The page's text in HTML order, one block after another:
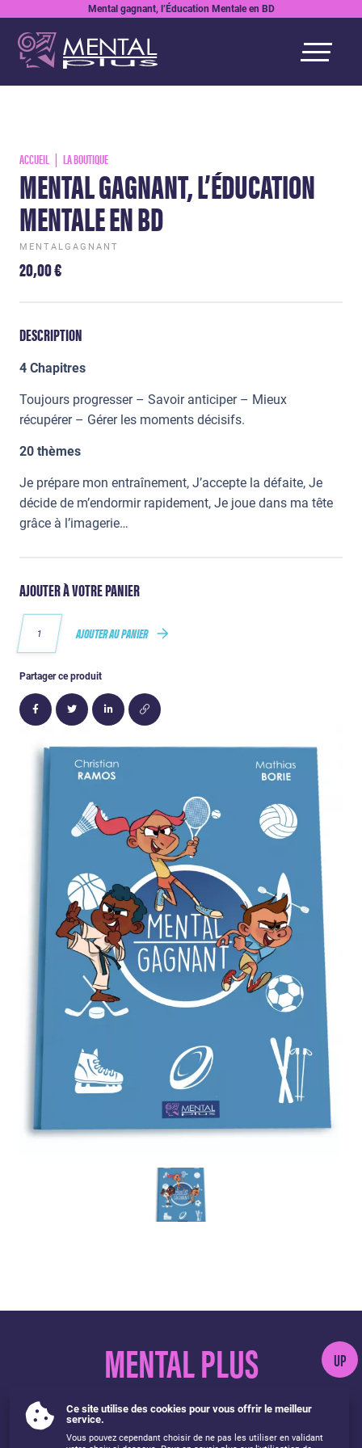
Mental gagnant, l’Éducation Mentale en BD
ACCUEIL LA BOUTIQUE
MENTAL GAGNANT, L’ÉDUCATION
MENTALE EN BD
MENTALGAGNANT
20,00€
DESCRIPTION
4 Chapitres
Toujours progresser – Savoir anticiper – Mieux
récupérer – Gérer les moments décisifs.
20 thèmes
Je prépare mon entraînement, J’accepte la défaite, Je
décide de m’endormir rapidement, Je joue dans ma tête
grâce à l’imagerie…
AJOUTER À VOTRE PANIER
AJOUTER AU PANIER
Partager ce produit
Ce site utilise des cookies pour vous offrir le meilleur
service.
Vous pouvez cependant choisir de ne pas les utiliser en validant
UP
MENTAL PLUS